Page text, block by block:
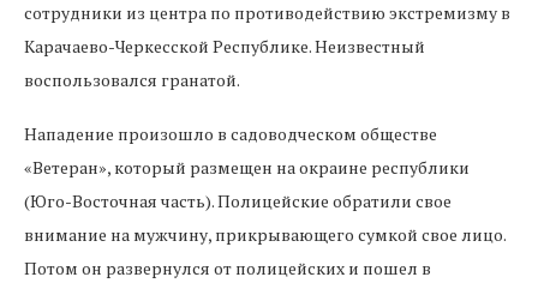
сотрудники из центра по противодействию экстремизму в
Карачаево-Черкесской Республике. Неизвестный
воспользовался гранатой.
Нападение произошло в садоводческом обществе
«Ветеран», который размещен на окраине республики
(Юго-Восточная часть). Полицейские обратили свое
внимание на мужчину, прикрывающего сумкой свое лицо.
Потом он развернулся от полицейских и пошел в